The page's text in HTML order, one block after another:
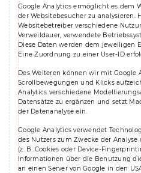
Google Analytics ermöglicht es dem
der Websitebesucher zu analysieren.
Websitebetreiber verschiedene
Verweildauer, verwendete
Diese Daten werden dem jeweiligen
Eine Zuordnung zu einer User-ID
Des Weiteren können wir mit Google
Scrollbewegungen und Klicks
Analytics verschiedene
Datensätze zu ergänzen und setzt
der Datenanalyse ein.
Google Analytics verwendet
des Nutzers zum Zwecke der
(z. B. Cookies oder Device-
Informationen über die Benutzung
an einen Server von Google in den